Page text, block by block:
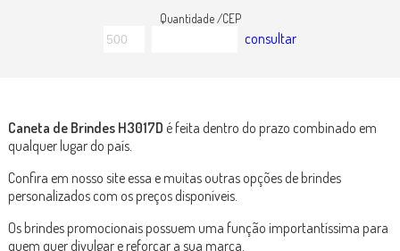
Quantidade /CEP
consultar
Caneta de Brindes H3017D é feita dentro do prazo combinado em
qualquer lugar do país.
Confira em nosso site essa e muitas outras opções de brindes
personalizados com os preços disponíveis.
Os brindes promocionais possuem uma função importantíssima para
quem quer divulgar e reforçar a sua marca.